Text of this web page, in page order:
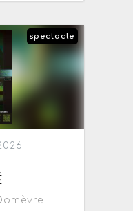
spectacle
Domèvre-